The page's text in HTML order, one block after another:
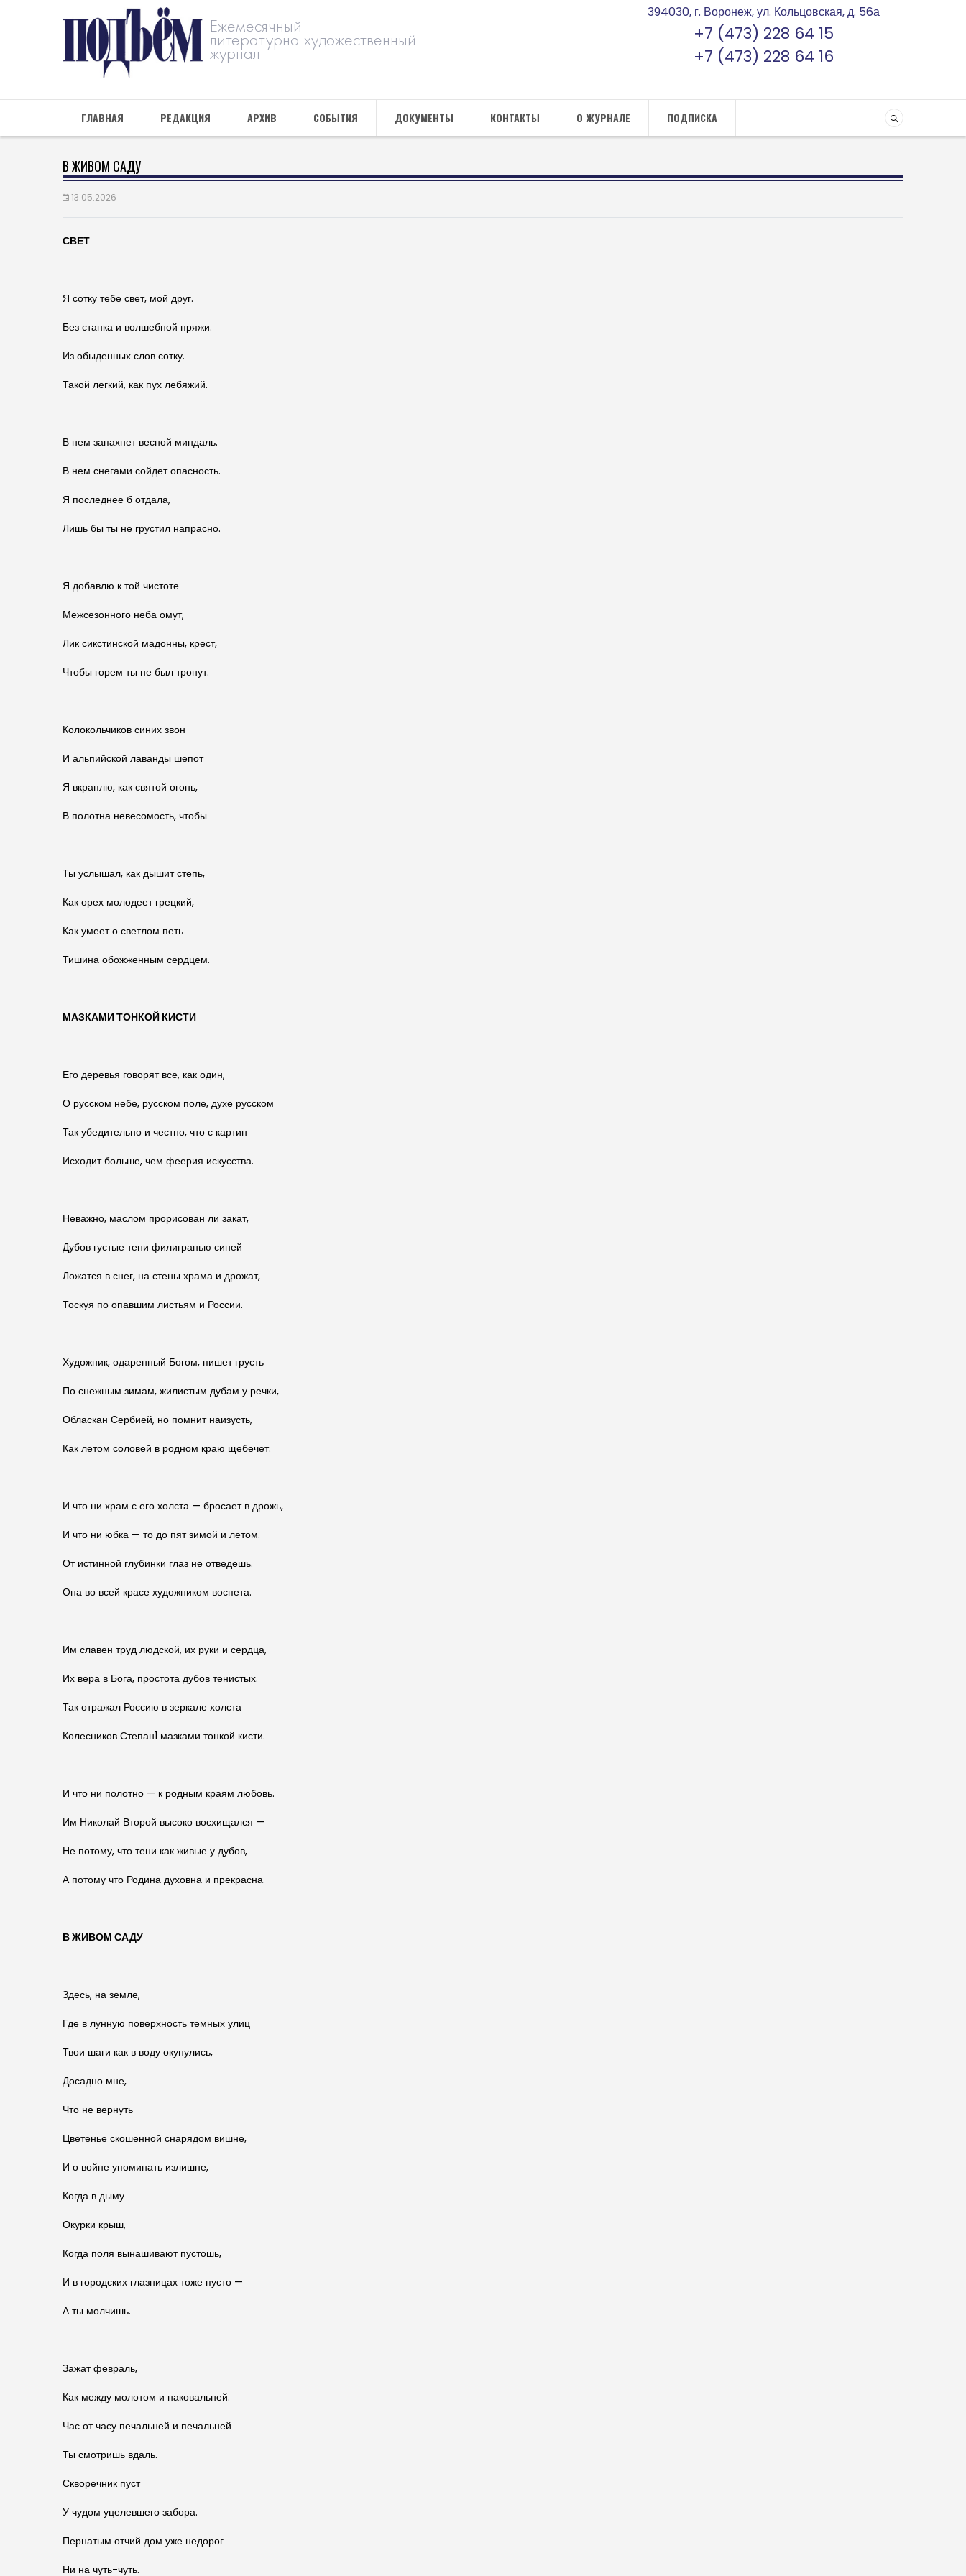
Ежемесячный
литературно-художественный
журнал
394030, г. Воронеж, ул. Кольцовская, д. 56а
+7 (473) 228 64 15
+7 (473) 228 64 16
ГЛАВНАЯ РЕДАКЦИЯ АРХИВ СОБЫТИЯ ДОКУМЕНТЫ КОНТАКТЫ О ЖУРНАЛЕ ПОДПИСКА
В ЖИВОМ САДУ
13.05.2026
СВЕТ
Я сотку тебе свет, мой друг.
Без станка и волшебной пряжи.
Из обыденных слов сотку.
Такой легкий, как пух лебяжий.
В нем запахнет весной миндаль.
В нем снегами сойдет опасность.
Я последнее б отдала,
Лишь бы ты не грустил напрасно.
Я добавлю к той чистоте
Межсезонного неба омут,
Лик сикстинской мадонны, крест,
Чтобы горем ты не был тронут.
Колокольчиков синих звон
И альпийской лаванды шепот
Я вкраплю, как святой огонь,
В полотна невесомость, чтобы
Ты услышал, как дышит степь,
Как орех молодеет грецкий,
Как умеет о светлом петь
Тишина обожженным сердцем.
МАЗКАМИ ТОНКОЙ КИСТИ
Его деревья говорят все, как один,
О русском небе, русском поле, духе русском
Так убедительно и честно, что с картин
Исходит больше, чем феерия искусства.
Неважно, маслом прорисован ли закат,
Дубов густые тени филигранью синей
Ложатся в снег, на стены храма и дрожат,
Тоскуя по опавшим листьям и России.
Художник, одаренный Богом, пишет грусть
По снежным зимам, жилистым дубам у речки,
Обласкан Сербией, но помнит наизусть,
Как летом соловей в родном краю щебечет.
И что ни храм с его холста — бросает в дрожь,
И что ни юбка — то до пят зимой и летом.
От истинной глубинки глаз не отведешь.
Она во всей красе художником воспета.
Им славен труд людской, их руки и сердца,
Их вера в Бога, простота дубов тенистых.
Так отражал Россию в зеркале холста
Колесников Степан1 мазками тонкой кисти.
И что ни полотно — к родным краям любовь.
Им Николай Второй высоко восхищался —
Не потому, что тени как живые у дубов,
А потому что Родина духовна и прекрасна.
В ЖИВОМ САДУ
Здесь, на земле,
Где в лунную поверхность темных улиц
Твои шаги как в воду окунулись,
Досадно мне,
Что не вернуть
Цветенье скошенной снарядом вишне,
И о войне упоминать излишне,
Когда в дыму
Окурки крыш,
Когда поля вынашивают пустошь,
И в городских глазницах тоже пусто —
А ты молчишь.
Зажат февраль,
Как между молотом и наковальней.
Час от часу печальней и печальней
Ты смотришь вдаль.
Скворечник пуст
У чудом уцелевшего забора.
Пернатым отчий дом уже недорог
Ни на чуть-чуть.